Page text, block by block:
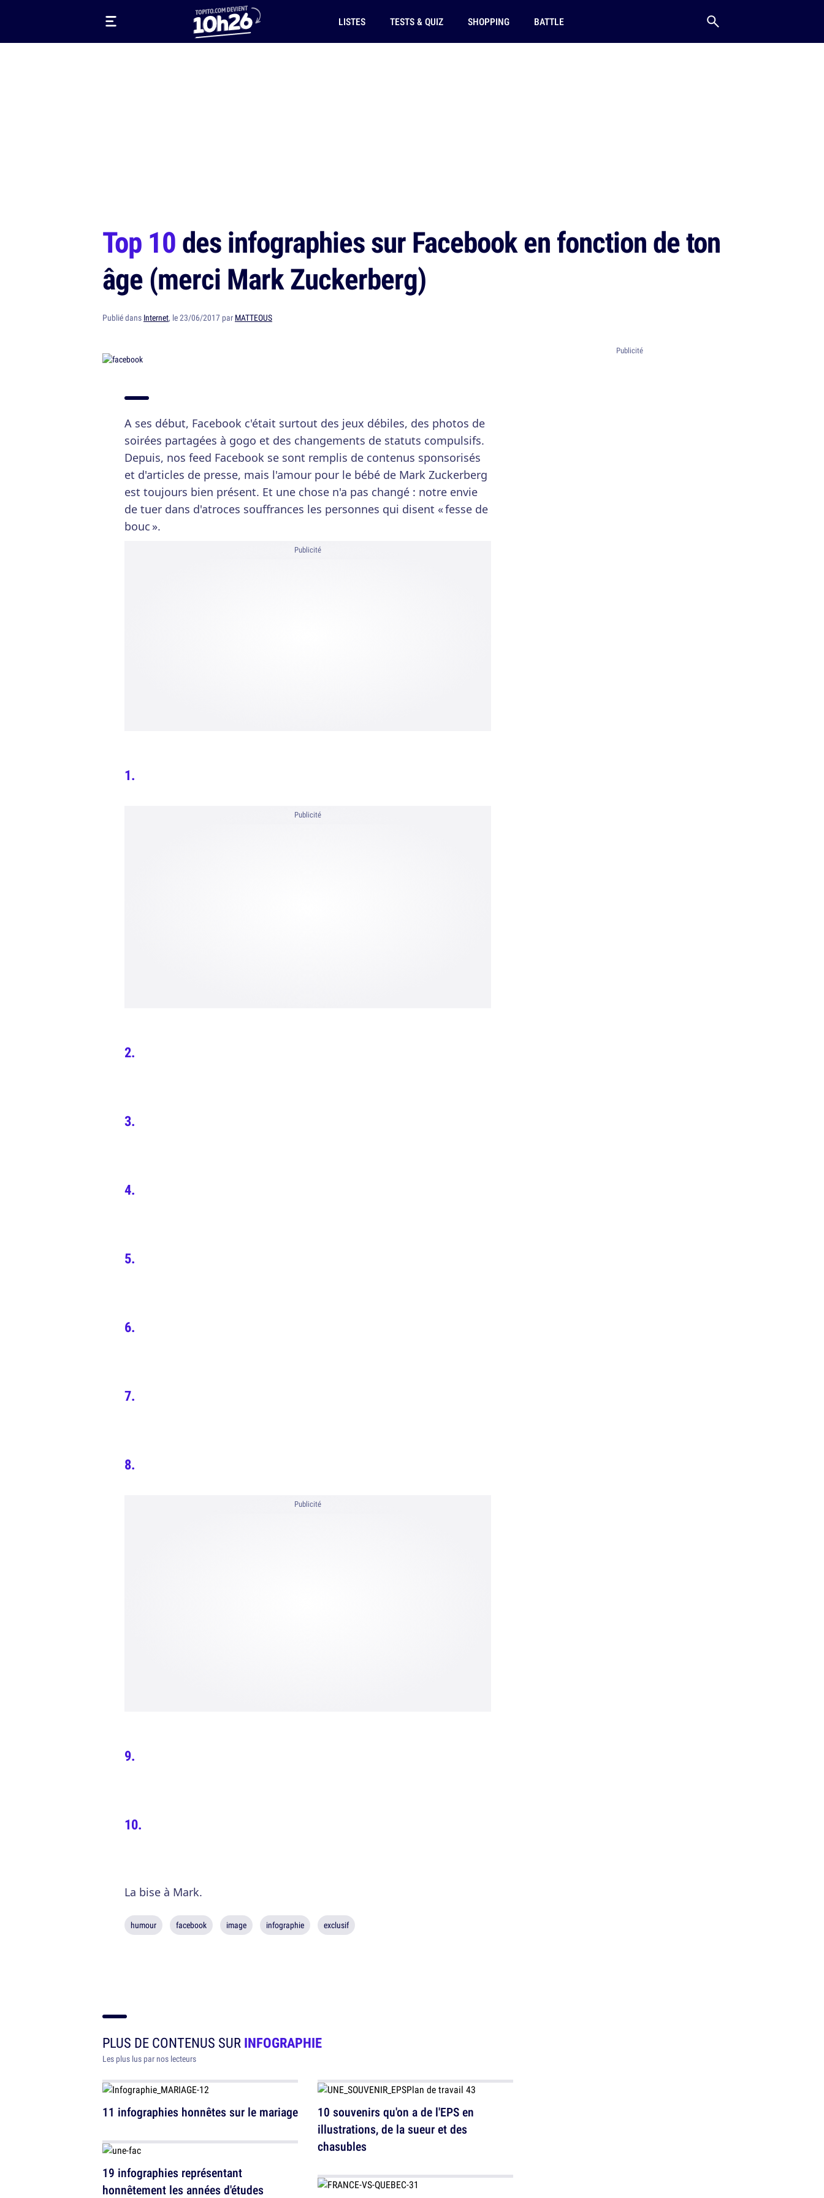
LISTES TESTS & QUIZ SHOPPING BATTLE
Top 10des infographies sur Facebook en fonction de ton
âge (merci Mark Zuckerberg)
Publié dans Internet, le 23/06/2017 par MATTEOUS
A ses début, Facebook c'était surtout des jeux débiles, des photos de
soirées partagées à gogo et des changements de statuts compulsifs.
Depuis, nos feed Facebook se sont remplis de contenus sponsorisés
et d'articles de presse, mais l'amour pour le bébé de Mark Zuckerberg
est toujours bien présent. Et une chose n'a pas changé : notre envie
de tuer dans d'atroces souffrances les personnes qui disent « fesse de
bouc ».
Publicité
Publicité
Publicité
La bise à Mark.
humour facebook image infographie exclusif
PLUS DE CONTENUS SURINFOGRAPHIE
Les plus lus par nos lecteurs
11 infographies honnêtes sur le mariage
19 infographies représentant
honnêtement les années d'études
10 souvenirs qu'on a de l'EPS en
illustrations, de la sueur et des
chasubles